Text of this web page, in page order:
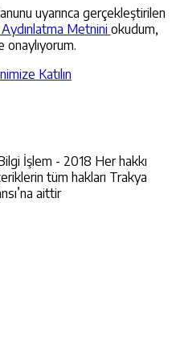
uyarınca gerçekleştirilen
Metnini okudum,
onaylıyorum.
Katılın
İşlem - 2018 Her hakkı
tüm hakları Trakya
aittir